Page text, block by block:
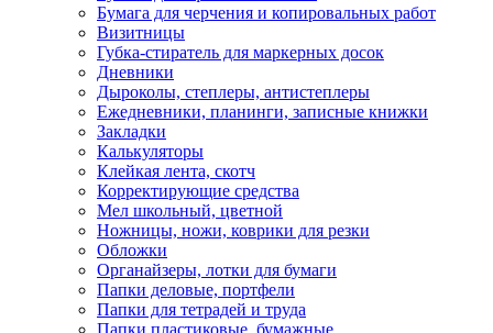
Бумага для черчения и копировальных работ
Визитницы
Губка-стиратель для маркерных досок
Дневники
Дыроколы, степлеры, антистеплеры
Ежедневники, планинги, записные книжки
Закладки
Калькуляторы
Клейкая лента, скотч
Корректирующие средства
Мел школьный, цветной
Ножницы, ножи, коврики для резки
Обложки
Органайзеры, лотки для бумаги
Папки деловые, портфели
Папки для тетрадей и труда
Папки пластиковые, бумажные